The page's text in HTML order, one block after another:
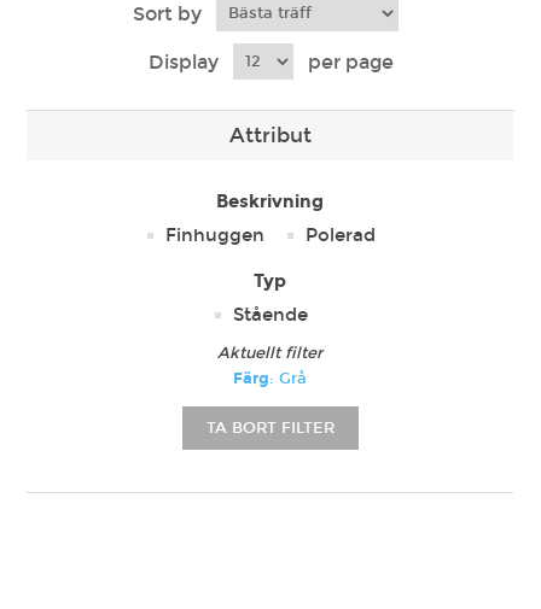
Sort by
Display per page
Attribut
Beskrivning
Finhuggen
Polerad
Typ
Stående
Aktuellt filter
Färg: Grå
TA BORT FILTER